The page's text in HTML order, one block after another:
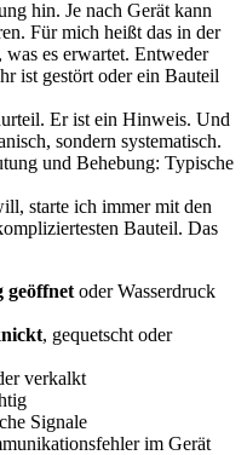
hin. Je nach Gerät kann
Für mich heißt das in der
es erwartet. Entweder
ist gestört oder ein Bauteil
Er ist ein Hinweis. Und
sondern systematisch.
und Behebung: Typische
starte ich immer mit den
Bauteil. Das
geöffnet oder Wasserdruck
, gequetscht oder
verkalkt
Signale
im Gerät